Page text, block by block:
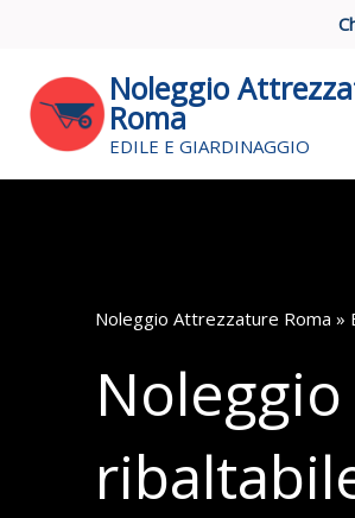
contenuto
Noleggio
Roma
EDILE E GIARDINAGGIO
Noleggio Attrezzature Roma »